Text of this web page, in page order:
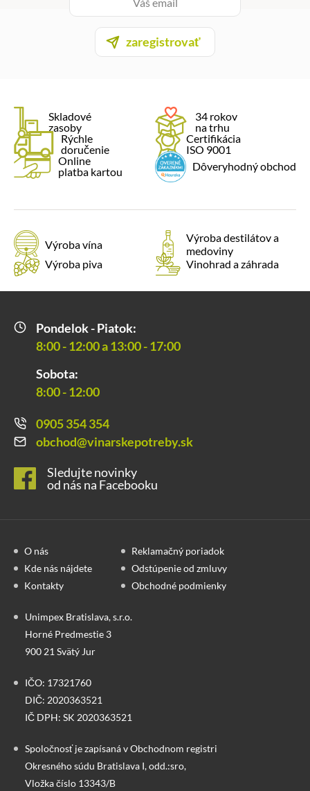
zaregistrovať
Skladové
zasoby
34 rokov
na trhu
Rýchle
doručenie
Certifikácia
ISO 9001
Online
platba kartou
Dôveryhodný obchod
Výroba vína
Výroba destilátov a
medoviny
Výroba piva
Vinohrad a záhrada
Pondelok - Piatok:
8:00 - 12:00 a 13:00 - 17:00
Sobota:
8:00 - 12:00
0905 354 354
obchod@vinarskepotreby.sk
Sledujte novinky
od nás na Facebooku
O nás
Reklamačný poriadok
Kde nás nájdete
Odstúpenie od zmluvy
Kontakty
Obchodné podmienky
Unimpex Bratislava, s.r.o.
Horné Predmestie 3
900 21 Svätý Jur
IČO: 17321760
DIČ: 2020363521
IČ DPH: SK 2020363521
Spoločnosť je zapísaná v Obchodnom registri
Okresného súdu Bratislava I, odd.:sro,
Vložka číslo 13343/B